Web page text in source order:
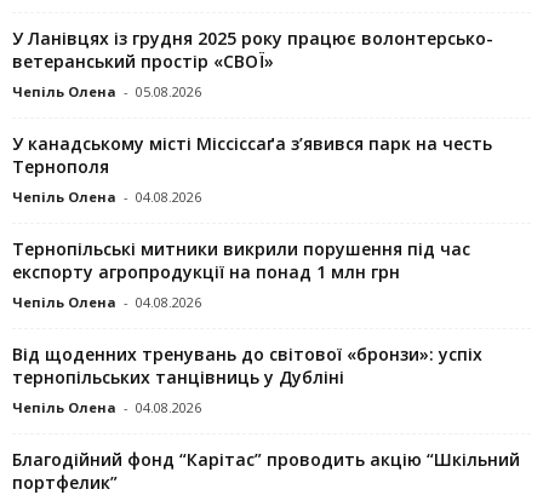
У Ланівцях із грудня 2025 року працює волонтерсько-
ветеранський простір «СВОЇ»
Чепіль Олена - 05.08.2026
У канадському місті Міссіссаґа з’явився парк на честь
Тернополя
Чепіль Олена - 04.08.2026
Тернопільські митники викрили порушення під час
експорту агропродукції на понад 1 млн грн
Чепіль Олена - 04.08.2026
Від щоденних тренувань до світової «бронзи»: успіх
тернопільських танцівниць у Дубліні
Чепіль Олена - 04.08.2026
Благодійний фонд “Карітас” проводить акцію “Шкільний
портфелик”